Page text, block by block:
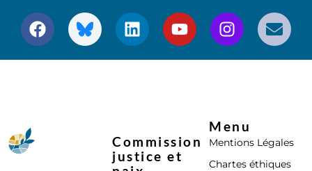
Commission
justice et
Menu
Mentions Légales
Chartes éthiques